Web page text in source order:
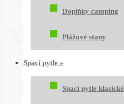
Doplňky camping
Plážové stany
Spací pytle »
Spací pytle klasické